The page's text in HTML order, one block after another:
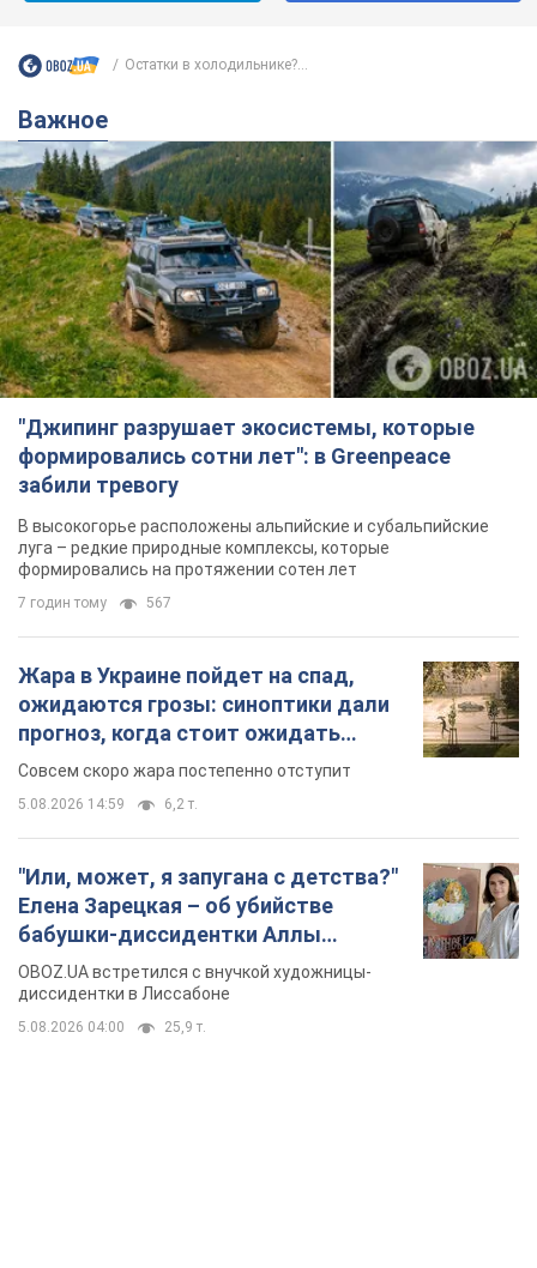
Остатки в холодильнике?...
Важное
"Джипинг разрушает экосистемы, которые
формировались сотни лет": в Greenpeace
забили тревогу
В высокогорье расположены альпийские и субальпийские
луга – редкие природные комплексы, которые
формировались на протяжении сотен лет
7 годин тому 567
Жара в Украине пойдет на спад,
ожидаются грозы: синоптики дали
прогноз, когда стоит ожидать
изменения погоды
Совсем скоро жара постепенно отступит
5.08.2026 14:59 6,2 т.
"Или, может, я запугана с детства?"
Елена Зарецкая – об убийстве
бабушки-диссидентки Аллы
Горской, критике сына Стуса и
бегстве в Португалию с пятью
детьми
OBOZ.UA встретился с внучкой художницы-
диссидентки в Лиссабоне
5.08.2026 04:00 25,9 т.